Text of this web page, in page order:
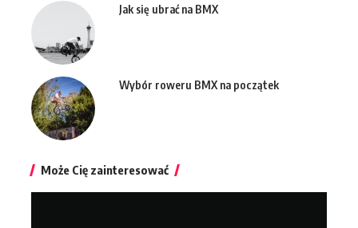
Jak się ubrać na BMX
Wybór roweru BMX na początek
Może Cię zainteresować